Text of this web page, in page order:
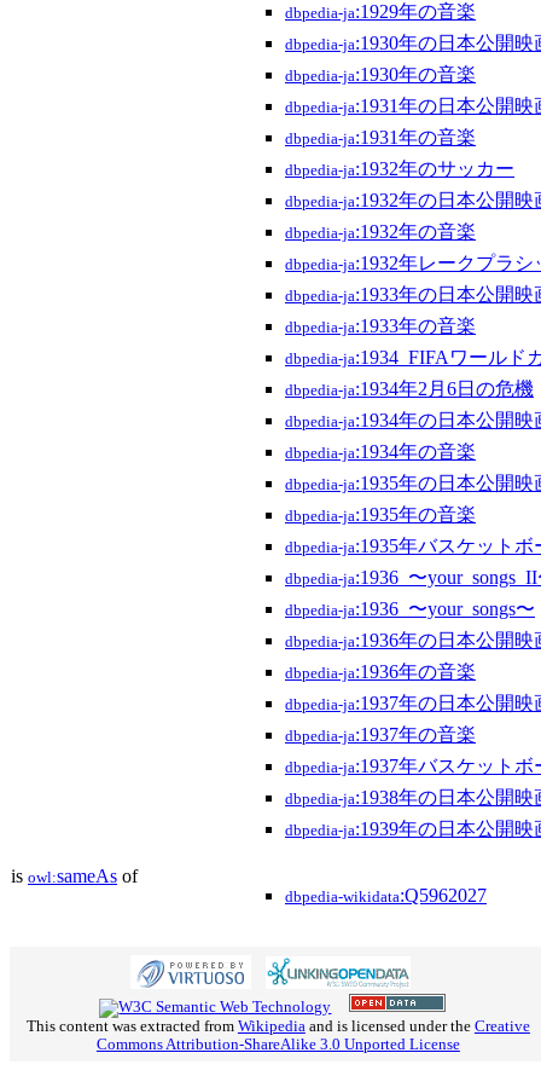
dbpedia-ja:1929年の音楽
dbpedia-ja:1930年の日本公開映
dbpedia-ja:1930年の音楽
dbpedia-ja:1931年の日本公開映
dbpedia-ja:1931年の音楽
dbpedia-ja:1932年のサッカー
dbpedia-ja:1932年の日本公開映
dbpedia-ja:1932年の音楽
dbpedia-ja:1932年レークプラ
dbpedia-ja:1933年の日本公開映
dbpedia-ja:1933年の音楽
dbpedia-ja:1934_FIFAワールド
dbpedia-ja:1934年2月6日の危機
dbpedia-ja:1934年の日本公開映
dbpedia-ja:1934年の音楽
dbpedia-ja:1935年の日本公開映
dbpedia-ja:1935年の音楽
dbpedia-ja:1935年バスケット
dbpedia-ja:1936_〜
dbpedia-ja:1936_〜your_songs〜
dbpedia-ja:1936年の日本公開映
dbpedia-ja:1936年の音楽
dbpedia-ja:1937年の日本公開映
dbpedia-ja:1937年の音楽
dbpedia-ja:1937年バスケット
dbpedia-ja:1938年の日本公開映
dbpedia-ja:1939年の日本公開映
is owl:sameAs of
dbpedia-wikidata:Q5962027
This content was extracted from Wikipedia and is licensed under the Creative
Commons Attribution-ShareAlike 3.0 Unported License